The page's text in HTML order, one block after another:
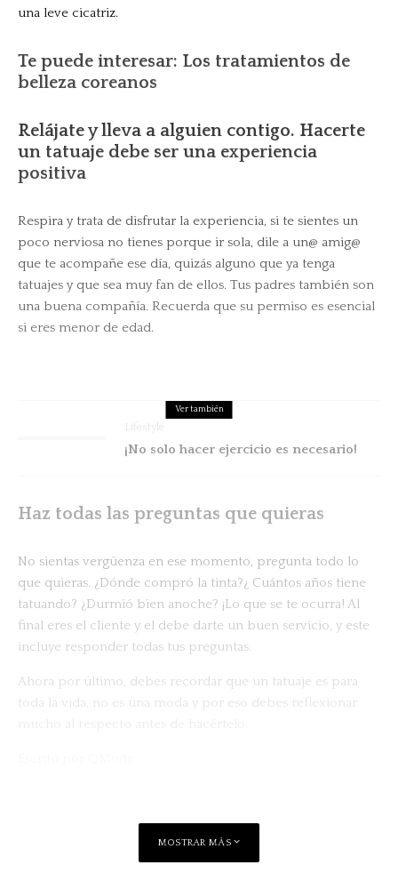
una leve cicatriz.
Te puede interesar: Los tratamientos de
belleza coreanos
Relájate y lleva a alguien contigo. Hacerte
un tatuaje debe ser una experiencia
positiva
Respira y trata de disfrutar la experiencia, si te sientes un
poco nerviosa no tienes porque ir sola, dile a un@ amig@
que te acompañe ese día, quizás alguno que ya tenga
tatuajes y que sea muy fan de ellos. Tus padres también son
una buena compañía. Recuerda que su permiso es esencial
si eres menor de edad.
Ver también
Lifestyle
¡No solo hacer ejercicio es necesario!
Haz todas las preguntas que quieras
No sientas vergüenza en ese momento, pregunta todo lo
que quieras. ¿Dónde compró la tinta?¿ Cuántos años tiene
tatuando? ¿Durmió bien anoche? ¡Lo que se te ocurra! Al
final eres el cliente y el debe darte un buen servicio, y este
incluye responder todas tus preguntas.
Ahora por último, debes recordar que un tatuaje es para
toda la vida, no es una moda y por eso debes reflexionar
MOSTRAR MÁS